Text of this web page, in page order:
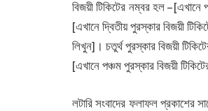
বিজয়ী টিকিটের নম্বর হল –
[এখানে দ্বিতীয় পুরস্কার বিজয়ী
লিখুন]। চতুর্থ পুরস্কার বিজয়ী
[এখানে পঞ্চম পুরস্কার বিজয়ী
লটারি সংবাদের ফলাফল প্রকাশের